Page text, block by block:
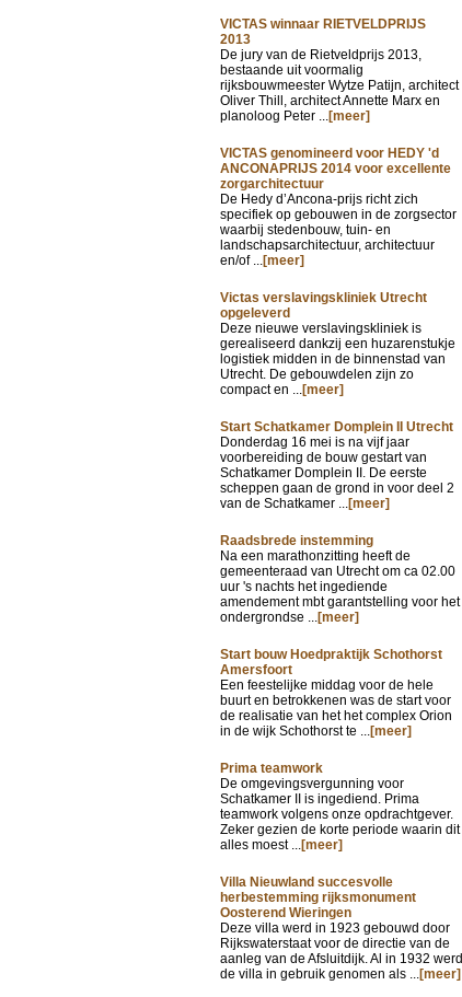
VICTAS winnaar RIETVELDPRIJS
2013
De jury van de Rietveldprijs 2013,
bestaande uit voormalig
rijksbouwmeester Wytze Patijn, architect
Oliver Thill, architect Annette Marx en
planoloog Peter ...[meer]
VICTAS genomineerd voor HEDY 'd
ANCONAPRIJS 2014 voor excellente
zorgarchitectuur
De Hedy d’Ancona-prijs richt zich
specifiek op gebouwen in de zorgsector
waarbij stedenbouw, tuin- en
landschapsarchitectuur, architectuur
en/of ...[meer]
Victas verslavingskliniek Utrecht
opgeleverd
Deze nieuwe verslavingskliniek is
gerealiseerd dankzij een huzarenstukje
logistiek midden in de binnenstad van
Utrecht. De gebouwdelen zijn zo
compact en ...[meer]
Start Schatkamer Domplein II Utrecht
Donderdag 16 mei is na vijf jaar
voorbereiding de bouw gestart van
Schatkamer Domplein II. De eerste
scheppen gaan de grond in voor deel 2
van de Schatkamer ...[meer]
Raadsbrede instemming
Na een marathonzitting heeft de
gemeenteraad van Utrecht om ca 02.00
uur 's nachts het ingediende
amendement mbt garantstelling voor het
ondergrondse ...[meer]
Start bouw Hoedpraktijk Schothorst
Amersfoort
Een feestelijke middag voor de hele
buurt en betrokkenen was de start voor
de realisatie van het het complex Orion
in de wijk Schothorst te ...[meer]
Prima teamwork
De omgevingsvergunning voor
Schatkamer II is ingediend. Prima
teamwork volgens onze opdrachtgever.
Zeker gezien de korte periode waarin dit
alles moest ...[meer]
Villa Nieuwland succesvolle
herbestemming rijksmonument
Oosterend Wieringen
Deze villa werd in 1923 gebouwd door
Rijkswaterstaat voor de directie van de
aanleg van de Afsluitdijk. Al in 1932 werd
de villa in gebruik genomen als ...[meer]